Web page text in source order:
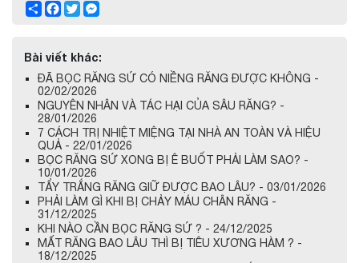
ShareFacebook
Twitter
Bài viết khác:
ĐÃ BỌC RĂNG SỨ CÓ NIỀNG RĂNG ĐƯỢC KHÔNG -
02/02/2026
NGUYÊN NHÂN VÀ TÁC HẠI CỦA SÂU RĂNG? -
28/01/2026
7 CÁCH TRỊ NHIỆT MIỆNG TẠI NHÀ AN TOÀN VÀ HIỆU
QUẢ - 22/01/2026
BỌC RĂNG SỨ XONG BỊ Ê BUỐT PHẢI LÀM SAO? -
10/01/2026
TẨY TRẮNG RĂNG GIỮ ĐƯỢC BAO LÂU? - 03/01/2026
PHẢI LÀM GÌ KHI BỊ CHẢY MÁU CHÂN RĂNG -
31/12/2025
KHI NÀO CẦN BỌC RĂNG SỨ ? - 24/12/2025
MẤT RĂNG BAO LÂU THÌ BỊ TIÊU XƯƠNG HÀM ? -
18/12/2025